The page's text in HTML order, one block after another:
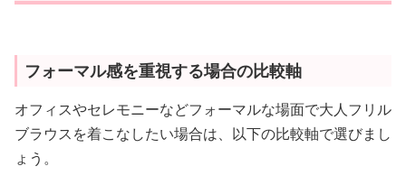
フォーマル感を重視する場合の比較軸
オフィスやセレモニーなどフォーマルな場面で大人フリル
ブラウスを着こなしたい場合は、以下の比較軸で選びまし
ょう。